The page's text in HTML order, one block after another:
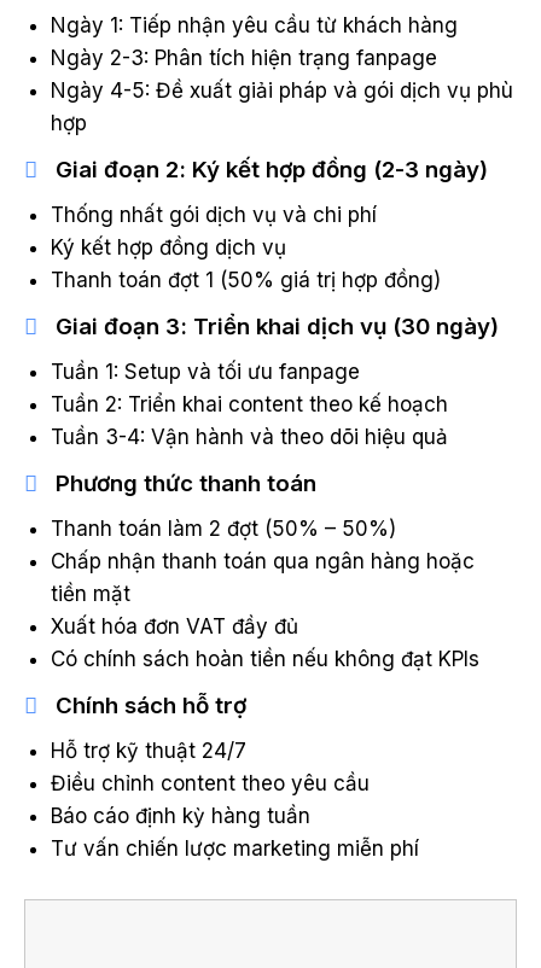
Ngày 1: Tiếp nhận yêu cầu từ khách hàng
Ngày 2-3: Phân tích hiện trạng fanpage
Ngày 4-5: Đề xuất giải pháp và gói dịch vụ phù
hợp
Giai đoạn 2: Ký kết hợp đồng (2-3 ngày)
Thống nhất gói dịch vụ và chi phí
Ký kết hợp đồng dịch vụ
Thanh toán đợt 1 (50% giá trị hợp đồng)
Giai đoạn 3: Triển khai dịch vụ (30 ngày)
Tuần 1: Setup và tối ưu fanpage
Tuần 2: Triển khai content theo kế hoạch
Tuần 3-4: Vận hành và theo dõi hiệu quả
Phương thức thanh toán
Thanh toán làm 2 đợt (50% – 50%)
Chấp nhận thanh toán qua ngân hàng hoặc
tiền mặt
Xuất hóa đơn VAT đầy đủ
Có chính sách hoàn tiền nếu không đạt KPIs
Chính sách hỗ trợ
Hỗ trợ kỹ thuật 24/7
Điều chỉnh content theo yêu cầu
Báo cáo định kỳ hàng tuần
Tư vấn chiến lược marketing miễn phí